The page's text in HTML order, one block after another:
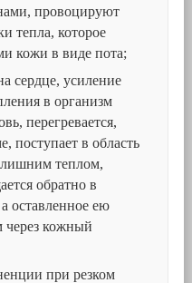
провоцируют
тепла, которое
кожи в виде пота;
сердце, усиление
в организм
перегревается,
поступает в область
теплом,
обратно в
оставленное ею
через кожный
при резком